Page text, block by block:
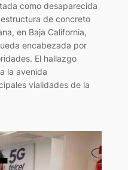
como desaparecida
de concreto
en Baja California,
encabezada por
El hallazgo
la avenida
vialidades de la